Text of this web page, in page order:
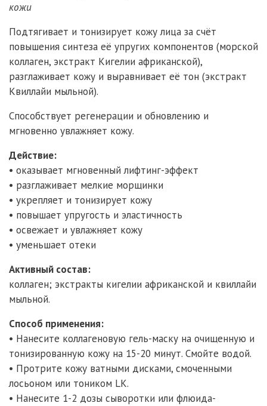
кожи
Подтягивает и тонизирует кожу лица за счёт
повышения синтеза её упругих компонентов (морской
коллаген, экстракт Кигелии африканской),
разглаживает кожу и выравнивает её тон (экстракт
Квиллайи мыльной).
Способствует регенерации и обновлению и
мгновенно увлажняет кожу.
Действие:
• оказывает мгновенный лифтинг-эффект
• разглаживает мелкие морщинки
• укрепляет и тонизирует кожу
• повышает упругость и эластичность
• освежает и увлажняет кожу
• уменьшает отеки
Активный состав:
коллаген; экстракты кигелии африканской и квиллайи
мыльной.
Способ применения:
• Нанесите коллагеновую гель-маску на очищенную и
тонизированную кожу на 15-20 минут. Смойте водой.
• Протрите кожу ватными дисками, смоченными
лосьоном или тоником LK.
• Нанесите 1-2 дозы сыворотки или флюида-